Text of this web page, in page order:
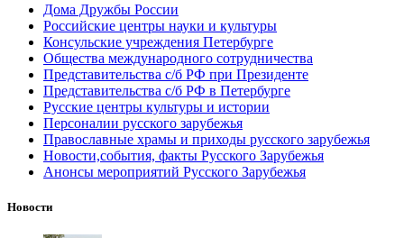
Дома Дружбы России
Российские центры науки и культуры
Консульские учреждения Петербурге
Общества международного сотрудничества
Представительства с/б РФ при Президенте
Представительства с/б РФ в Петербурге
Русские центры культуры и истории
Персоналии русского зарубежья
Православные храмы и приходы русского зарубежья
Новости,события, факты Русского Зарубежья
Анонсы мероприятий Русского Зарубежья
Новости